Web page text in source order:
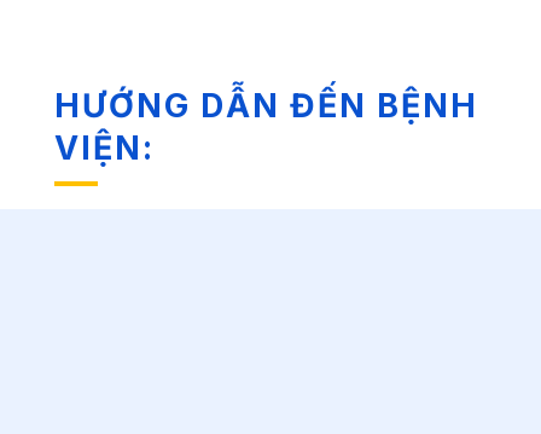
HƯỚNG DẪN ĐẾN BỆNH
VIỆN: